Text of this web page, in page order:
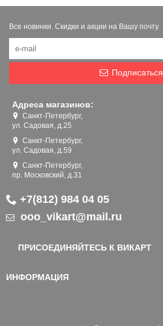
Все новинки. Скидки и акции на Вашу почту
Подписаться
Адреса магазинов:
Санкт-Петербург,
ул. Садовая, д.25
Санкт-Петербург,
ул. Садовая, д.59
Санкт-Петербург,
пр. Московский, д.31
+7(812) 984 04 05
ooo_vikart@mail.ru
ПРИСОЕДИНЯЙТЕСЬ К ВИКАРТ
ИНФОРМАЦИЯ